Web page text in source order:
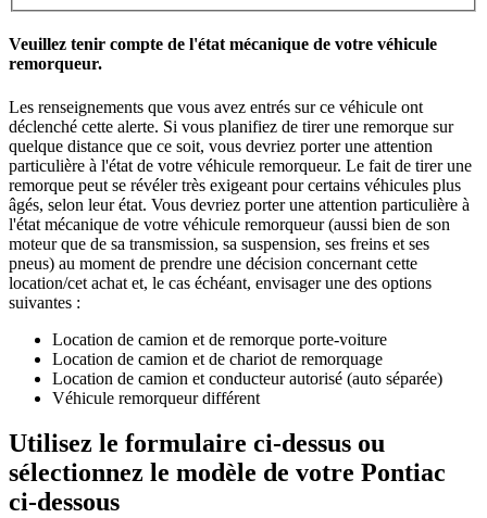
Veuillez tenir compte de l'état mécanique de votre véhicule
remorqueur.
Les renseignements que vous avez entrés sur ce véhicule ont
déclenché cette alerte. Si vous planifiez de tirer une remorque sur
quelque distance que ce soit, vous devriez porter une attention
particulière à l'état de votre véhicule remorqueur. Le fait de tirer une
remorque peut se révéler très exigeant pour certains véhicules plus
âgés, selon leur état. Vous devriez porter une attention particulière à
l'état mécanique de votre véhicule remorqueur (aussi bien de son
moteur que de sa transmission, sa suspension, ses freins et ses
pneus) au moment de prendre une décision concernant cette
location/cet achat et, le cas échéant, envisager une des options
suivantes :
Location de camion et de remorque porte-voiture
Location de camion et de chariot de remorquage
Location de camion et conducteur autorisé (auto séparée)
Véhicule remorqueur différent
Utilisez le formulaire ci-dessus ou
sélectionnez le modèle de votre Pontiac
ci-dessous